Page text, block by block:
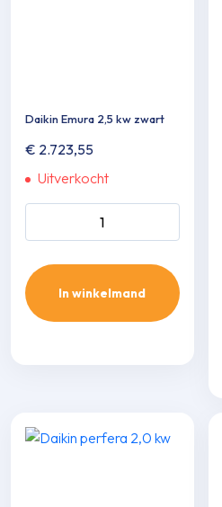
Daikin Emura 2,5 kw zwart
€ 2.723,55
Uitverkocht
Daikin Emura 2,5 kw zwart
aantal
In winkelmand